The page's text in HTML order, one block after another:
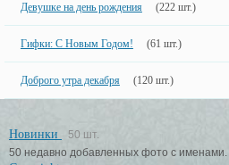
Девушке на день рождения (222 шт.)
Гифки: С Новым Годом! (61 шт.)
Доброго утра декабря (120 шт.)
Новинки
50 шт.
50 недавно добавленных фото с именами.